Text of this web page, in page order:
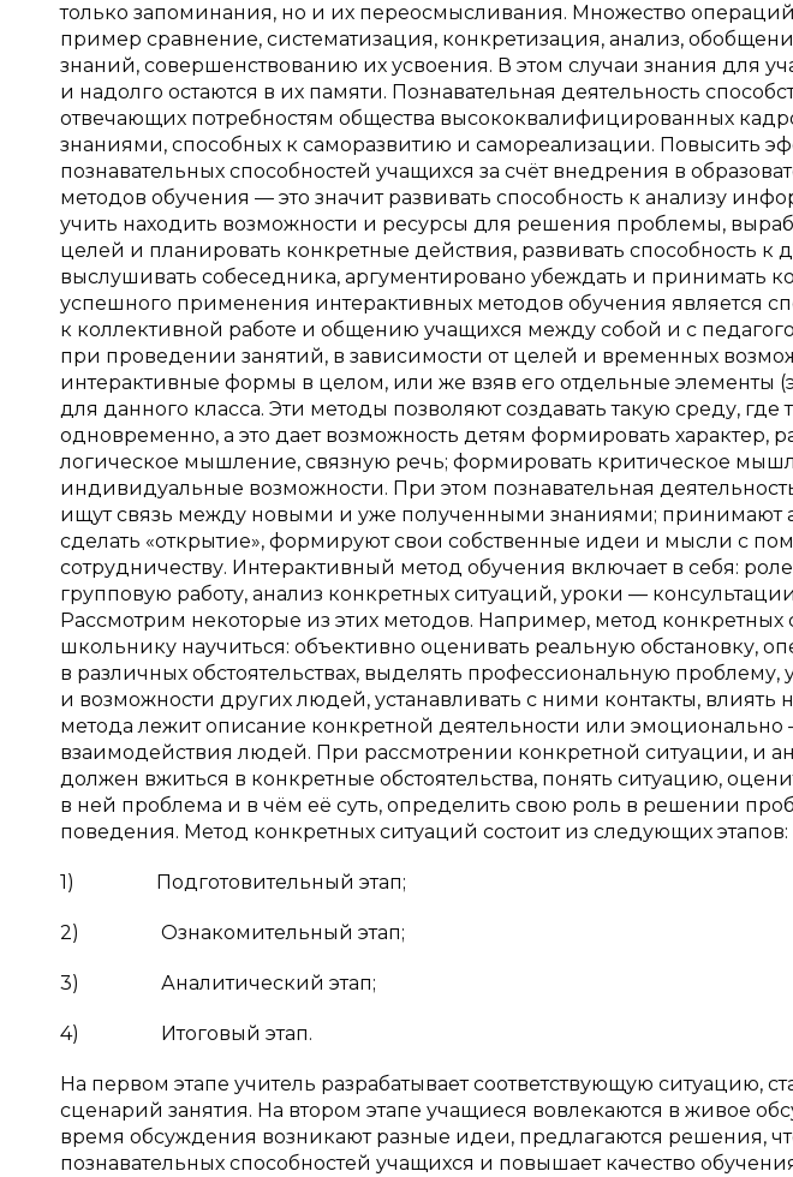
только запоминания, но и их переосмысливания. Множество
пример сравнение, систематизация, конкретизация, анализ,
знаний, совершенствованию их усвоения. В этом случаи знания для
и надолго остаются в их памяти. Познавательная деятельность
отвечающих потребностям общества высококвалифицированных
знаниями, способных к саморазвитию и самореализации. Повысить
познавательных способностей учащихся за счёт внедрения в
методов обучения — это значит развивать способность к анализу
учить находить возможности и ресурсы для решения проблемы,
целей и планировать конкретные действия, развивать способность к
выслушивать собеседника, аргументировано убеждать и принимать
успешного применения интерактивных методов обучения является
к коллективной работе и общению учащихся между собой и с
при проведении занятий, в зависимости от целей и временных
интерактивные формы в целом, или же взяв его отдельные элементы
для данного класса. Эти методы позволяют создавать такую среду, где
одновременно, а это дает возможность детям формировать характер,
логическое мышление, связную речь; формировать критическое
индивидуальные возможности. При этом познавательная
ищут связь между новыми и уже полученными знаниями; принимают
сделать «открытие», формируют свои собственные идеи и мысли с
сотрудничеству. Интерактивный метод обучения включает в себя:
групповую работу, анализ конкретных ситуаций, уроки —
Рассмотрим некоторые из этих методов. Например, метод конкретных
школьнику научиться: объективно оценивать реальную обстановку,
в различных обстоятельствах, выделять профессиональную проблему,
и возможности других людей, устанавливать с ними контакты, влиять
метода лежит описание конкретной деятельности или эмоционально
взаимодействия людей. При рассмотрении конкретной ситуации, и
должен вжиться в конкретные обстоятельства, понять ситуацию,
в ней проблема и в чём её суть, определить свою роль в решении
поведения. Метод конкретных ситуаций состоит из следующих этапов:
1) Подготовительный этап;
2) Ознакомительный этап;
3) Аналитический этап;
4) Итоговый этап.
На первом этапе учитель разрабатывает соответствующую ситуацию,
сценарий занятия. На втором этапе учащиеся вовлекаются в живое
время обсуждения возникают разные идеи, предлагаются решения,
познавательных способностей учащихся и повышает качество